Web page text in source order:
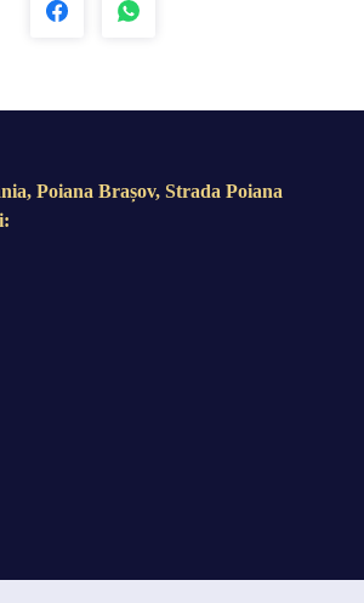
Poiana Brașov, Strada Poiana